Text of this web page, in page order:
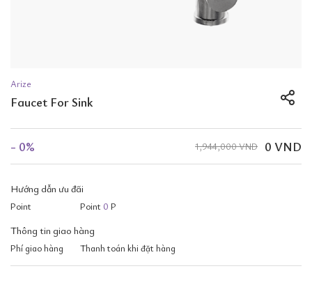
Arize
Faucet For Sink
- 0% 0 VND
1,944,000 VND
Hướng dẫn ưu đãi
Point Point 0 P
Thông tin giao hàng
Phí giao hàng Thanh toán khi đặt hàng